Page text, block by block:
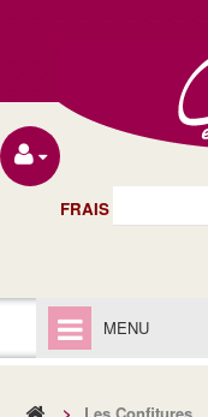
FRAIS DE PORT
MENU